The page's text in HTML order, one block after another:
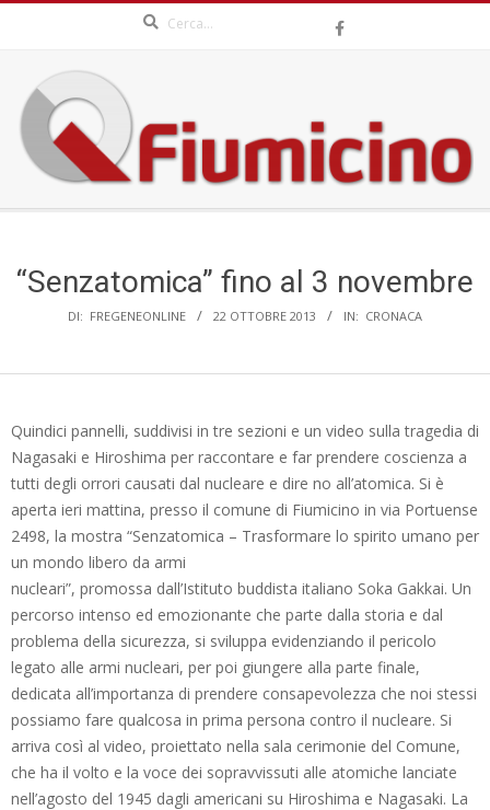
content
QFIUMICINO.COM
Menu“Senzatomica” fino al 3 novembre
DI: FREGENEONLINE 22 OTTOBRE 2013 IN: CRONACA
Quindici pannelli, suddivisi in tre sezioni e un video sulla tragedia di
Nagasaki e Hiroshima per raccontare e far prendere coscienza a
tutti degli orrori causati dal nucleare e dire no all’atomica. Si è
aperta ieri mattina, presso il comune di Fiumicino in via Portuense
2498, la mostra “Senzatomica – Trasformare lo spirito umano per
un mondo libero da armi
nucleari”, promossa dall’Istituto buddista italiano Soka Gakkai. Un
percorso intenso ed emozionante che parte dalla storia e dal
problema della sicurezza, si sviluppa evidenziando il pericolo
legato alle armi nucleari, per poi giungere alla parte finale,
dedicata all’importanza di prendere consapevolezza che noi stessi
possiamo fare qualcosa in prima persona contro il nucleare. Si
arriva così al video, proiettato nella sala cerimonie del Comune,
che ha il volto e la voce dei sopravvissuti alle atomiche lanciate
nell’agosto del 1945 dagli americani su Hiroshima e Nagasaki. La